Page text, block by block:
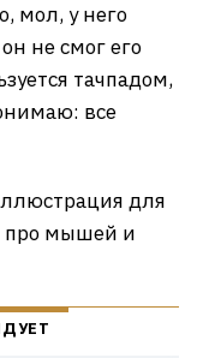
мол, у него
не смог его
тачпадом,
все
для
про мышей и